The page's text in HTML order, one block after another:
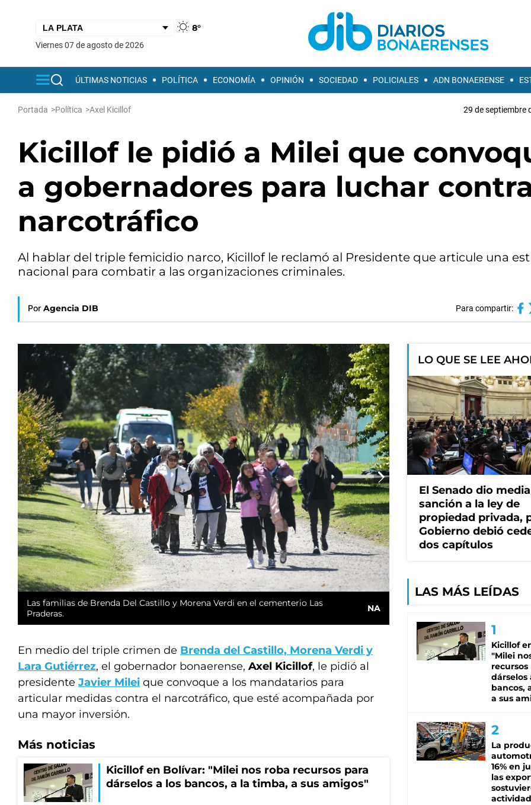
8°
viernes 07 de agosto de 2026
ÚLTIMAS NOTICIAS POLÍTICA ECONOMÍA OPINIÓN SOCIEDAD POLICIALES ADN BONAERENSE
Portada >Política >Axel Kicillof 29 de septiembre
Kicillof le pidió a Milei que
a gobernadores para luchar
narcotráfico
Al hablar del triple femicidio narco, Kicillof le reclamó al Presidente que articule una
nacional para combatir a las organizaciones criminales.
Por Agencia DIB Para compartir:
Las familias de Brenda Del Castillo y Morena Verdi en el cementerio Las
Praderas.
NA
En medio del triple crimen de Brenda del Castillo, Morena Verdi y
Lara Gutiérrez, el gobernador bonaerense, Axel Kicillof, le pidió al
presidente Javier Milei que convoque a los mandatarios para
articular medidas contra el narcotráfico, que esté acompañada por
una mayor inversión.
Más noticias
Kicillof en Bolívar: "Milei nos roba recursos para
dárselos a los bancos, a la timba, a sus amigos"
LO QUE SE LEE
El Senado dio media
sanción a la ley de
propiedad privada,
Gobierno debió
dos capítulos
LAS MÁS LEÍDAS
Kicillof
"Milei
recursos
dárselos
bancos,
a sus
La
16% en
las
actividad